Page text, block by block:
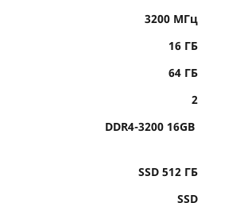
3200 МГц
16 ГБ
64 ГБ
2
DDR4-3200 16GB
SSD 512 ГБ
SSD